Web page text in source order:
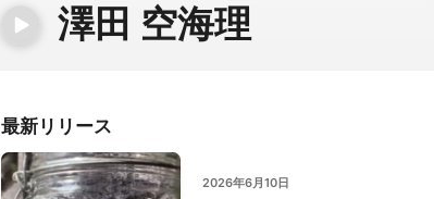
澤田 空海理
最新リリース
2026年6月10日